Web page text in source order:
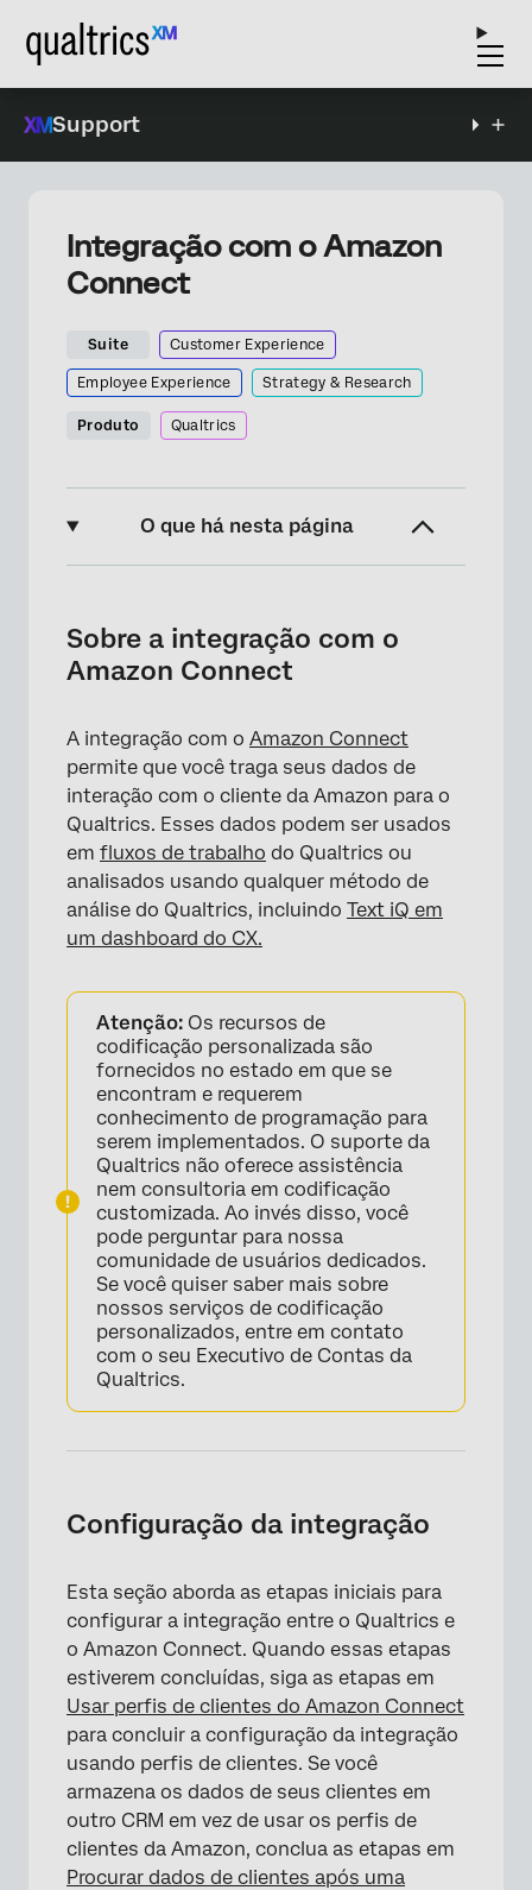
Support
Integração com o Amazon
Connect
Suite Customer Experience
Employee Experience Strategy & Research
Produto Qualtrics
O que há nesta página
Configuração da integração
Usando os perfis de clientes do Amazon
Consulta de dados do cliente após uma
chamada
Sobre a integração com o
Amazon Connect
A integração com o Amazon Connect
permite que você traga seus dados de
interação com o cliente da Amazon para o
Qualtrics. Esses dados podem ser usados
em fluxos de trabalho do Qualtrics ou
analisados usando qualquer método de
análise do Qualtrics, incluindo Text iQ em
um dashboard do CX.
Atenção: Os recursos de
codificação personalizada são
fornecidos no estado em que se
encontram e requerem
conhecimento de programação para
serem implementados. O suporte da
Qualtrics não oferece assistência
nem consultoria em codificação
customizada. Ao invés disso, você
pode perguntar para nossa
comunidade de usuários dedicados.
Se você quiser saber mais sobre
nossos serviços de codificação
personalizados, entre em contato
com o seu Executivo de Contas da
Qualtrics.
Configuração da integração
Esta seção aborda as etapas iniciais para
configurar a integração entre o Qualtrics e
o Amazon Connect. Quando essas etapas
estiverem concluídas, siga as etapas em
Usar perfis de clientes do Amazon Connect
para concluir a configuração da integração
usando perfis de clientes. Se você
armazena os dados de seus clientes em
outro CRM em vez de usar os perfis de
clientes da Amazon, conclua as etapas em
Procurar dados de clientes após uma